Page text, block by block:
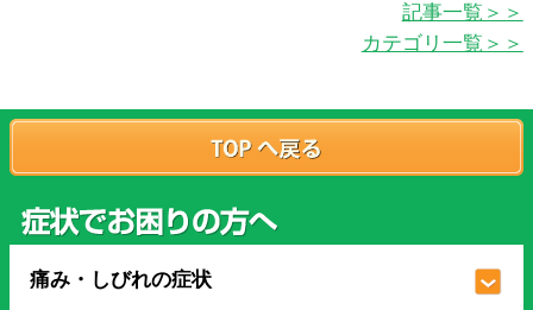
記事一覧＞＞
カテゴリ一覧＞＞
痛み・しびれの症状